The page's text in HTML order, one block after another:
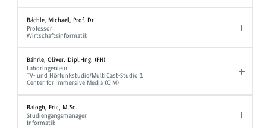
Bächle, Michael, Prof. Dr.
Professor
Wirtschaftsinformatik
Bährle, Oliver, Dipl.-Ing. (FH)
Laboringenieur
TV- und Hörfunkstudio/MultiCast-Studio 1
Center for Immersive Media (CIM)
Balogh, Eric, M.Sc.
Studiengangsmanager
Informatik